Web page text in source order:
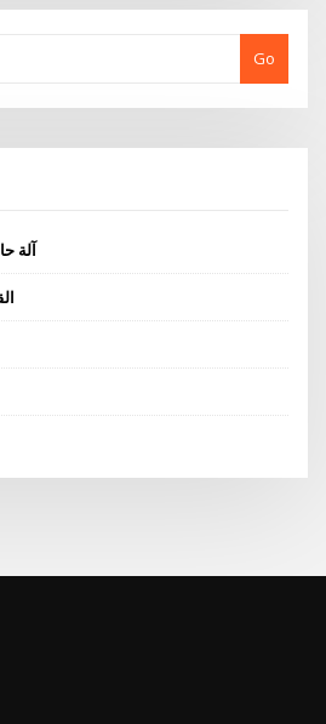
Go
آلة